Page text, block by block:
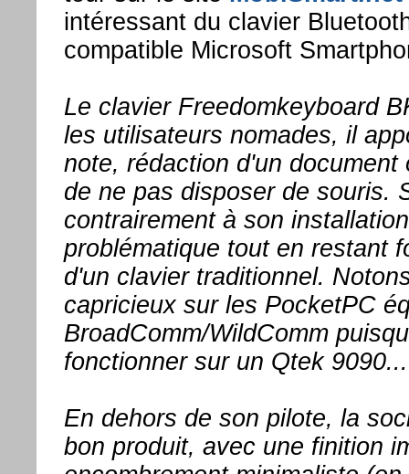
intéressant du clavier
compatible Microsoft
Le clavier Freedomkeyboard
les utilisateurs nomades, il
note, rédaction d'un
de ne pas disposer de souris.
contrairement à son
problématique tout en restant
d'un clavier traditionnel.
capricieux sur les PocketPC
BroadComm/WildComm
fonctionner sur un Qtek 9090...
En dehors de son pilote, la
bon produit, avec une finition